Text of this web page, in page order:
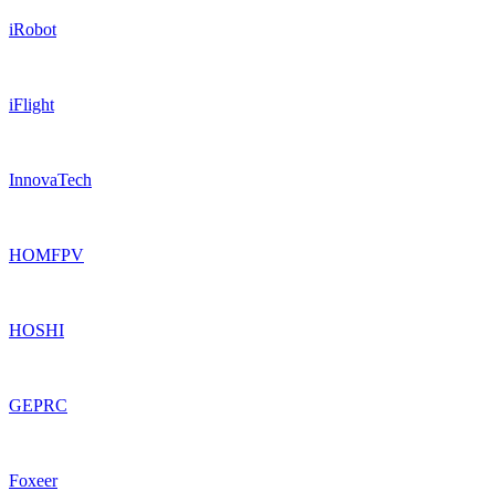
iRobot
iFlight
InnovaTech
HOMFPV
HOSHI
GEPRC
Foxeer